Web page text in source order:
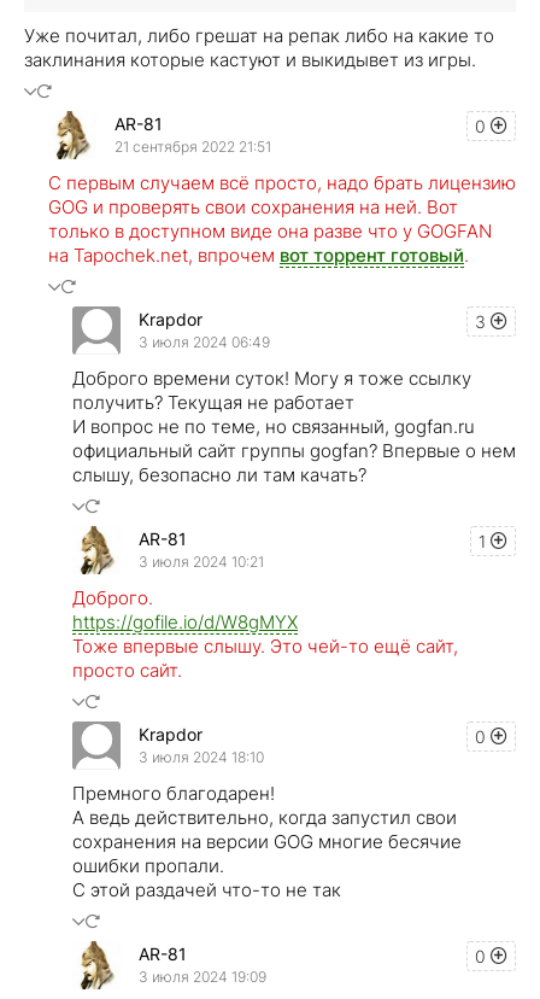
Уже почитал, либо грешат на репак либо на какие то
заклинания которые кастуют и выкидывет из игры.
0
AR-81
21 сентября 2022 21:51
С первым случаем всё просто, надо брать лицензию
GOG и проверять свои сохранения на ней. Вот
только в доступном виде она разве что у GOGFAN
на Tapochek.net, впрочем вот торрент готовый.
3
Krapdor
3 июля 2024 06:49
Доброго времени суток! Могу я тоже ссылку
получить? Текущая не работает
И вопрос не по теме, но связанный, gogfan.ru
официальный сайт группы gogfan? Впервые о нем
слышу, безопасно ли там качать?
1
AR-81
3 июля 2024 10:21
Доброго.
https://gofile.io/d/W8gMYX
Тоже впервые слышу. Это чей-то ещё сайт,
просто сайт.
0
Krapdor
3 июля 2024 18:10
Премного благодарен!
А ведь действительно, когда запустил свои
сохранения на версии GOG многие бесячие
ошибки пропали.
С этой раздачей что-то не так
0
AR-81
3 июля 2024 19:09